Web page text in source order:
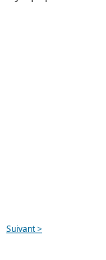
Suivant >